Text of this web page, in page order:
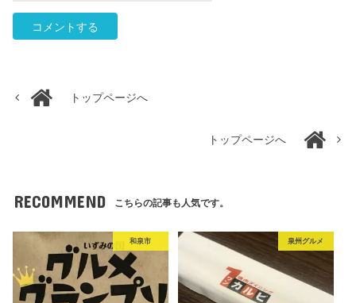
トップページへ
トップページへ
RECOMMEND こちらの記事も人気です。
和泉市 泉州グルメ